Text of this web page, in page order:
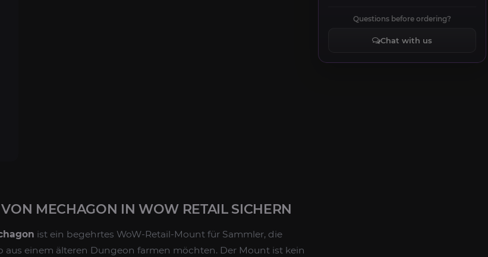
Questions before ordering?
Chat with us
MECHAGON IN WOW RETAIL SICHERN
ist ein begehrtes WoW-Retail-Mount für Sammler, die
aus einem älteren Dungeon farmen möchten. Der Mount ist kein